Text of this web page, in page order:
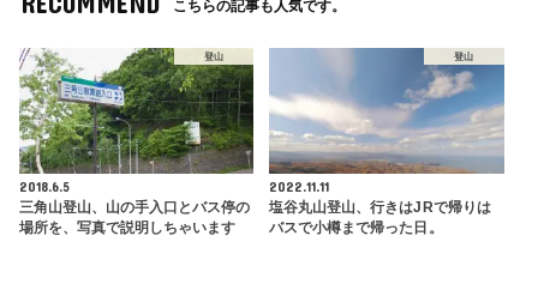
こちらの記事も人気です。
登山
2018.6.5
三角山登山、山の手入口とバス停の
場所を、写真で説明しちゃいます
登山
2022.11.11
塩谷丸山登山、行きはJRで帰りは
バスで小樽まで帰った日。